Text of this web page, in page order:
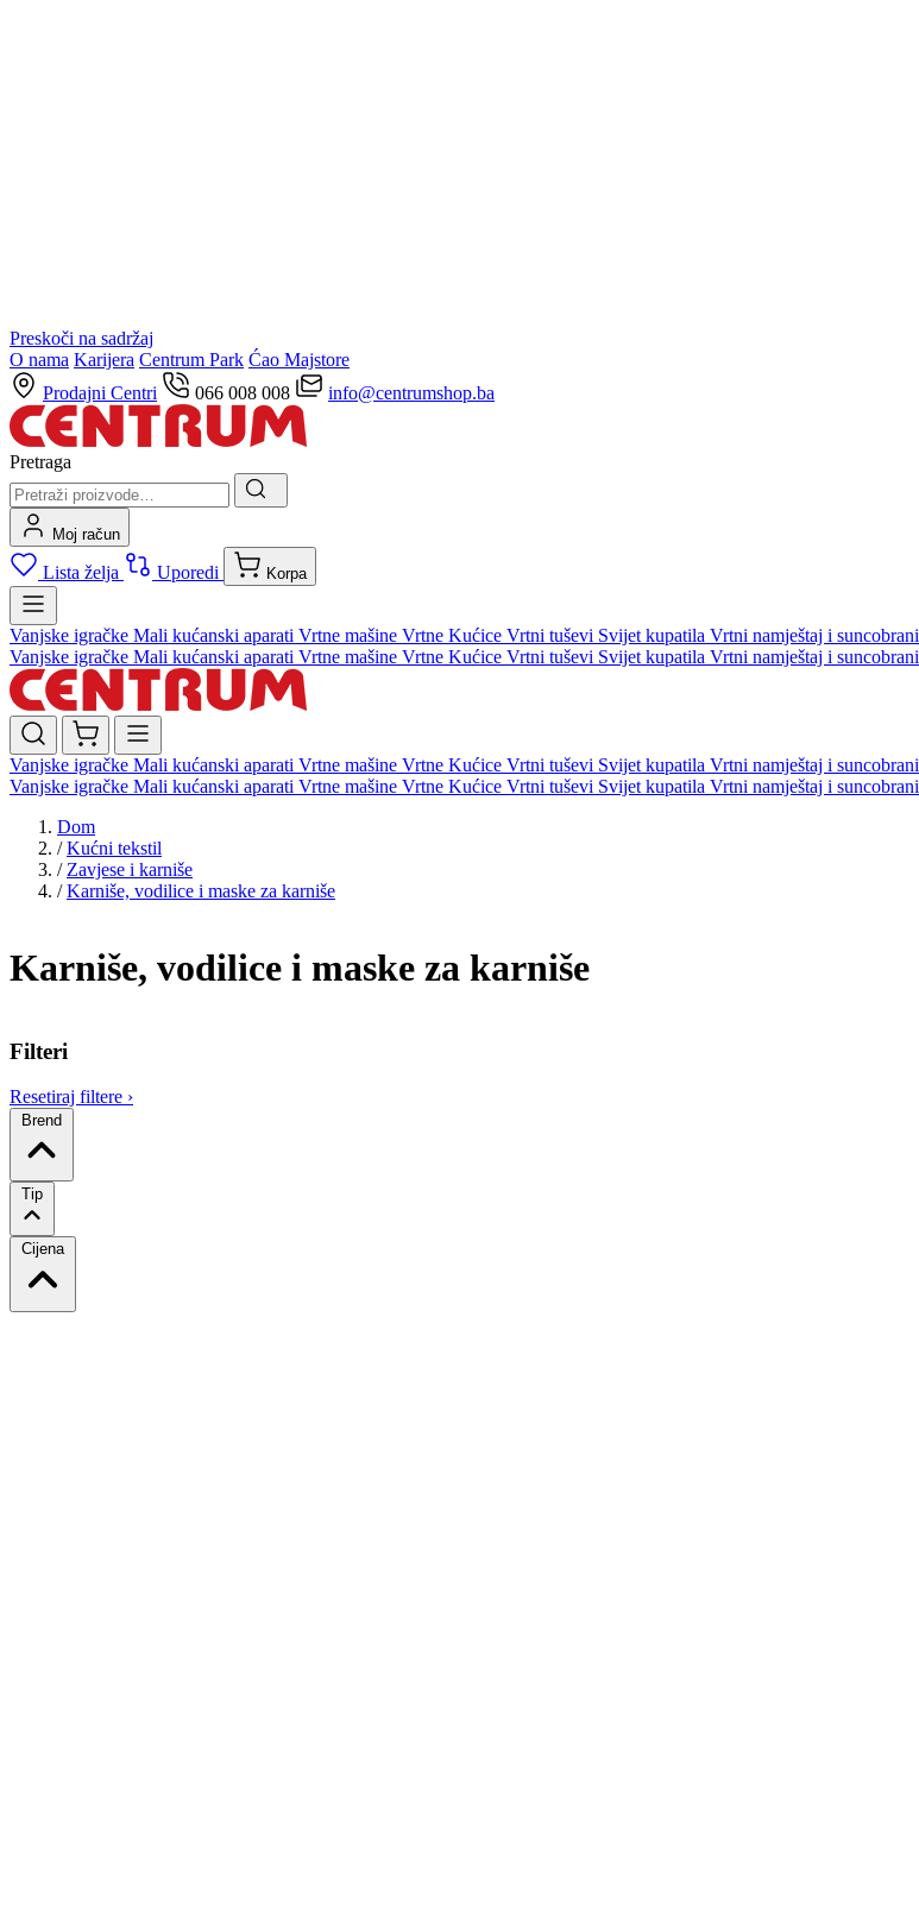
Preskoči na sadržaj
O nama Karijera Centrum Park Ćao Majstore
Prodajni Centri
066 008 008 info@centrumshop.ba
Pretraga
Moj račun
Lista želja Uporedi Korpa
Vanjske igračke Mali kućanski aparati Vrtne mašine Vrtne Kućice Vrtni tuševi Svijet kupatila Vrtni namještaj i suncobrani
Vanjske igračke Mali kućanski aparati Vrtne mašine Vrtne Kućice Vrtni tuševi Svijet kupatila Vrtni namještaj i suncobrani
Vanjske igračke Mali kućanski aparati Vrtne mašine Vrtne Kućice Vrtni tuševi Svijet kupatila Vrtni namještaj i suncobrani
Vanjske igračke Mali kućanski aparati Vrtne mašine Vrtne Kućice Vrtni tuševi Svijet kupatila Vrtni namještaj i suncobrani
Dom
/ Kućni tekstil
/ Zavjese i karniše
/ Karniše, vodilice i maske za karniše
Karniše, vodilice i maske za karniše
Filteri
Resetiraj filtere ›
Brend
Tip
Cijena